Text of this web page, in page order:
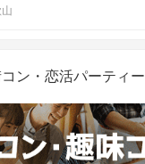
ン・恋活パーティー